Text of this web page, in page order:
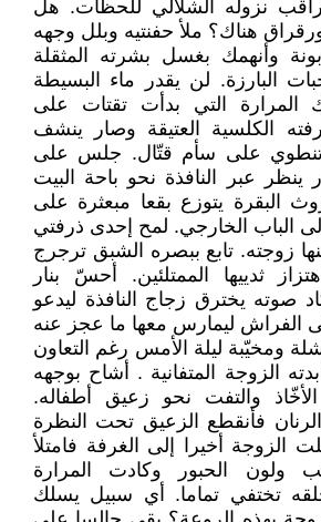
نزوله الشلالي للحظات. هل
هناك؟ ملأ حفنتيه وبلل وجهه
وأنهمك بغسل بشرته المثقلة
البارزة. لن يقدر ماء البسيطة
المرارة التي بدأت تقتات على
الكلسية العتيقة وصار ينشف
تنطوي على سأم قتّال. جلس على
ينظر عبر النافذة نحو باحة البيت
البقرة يتوزع بقعا مبعثرة على
الباب الخارجي. لمح إحدى ذرفتي
زوجته. تابع ببصره الشبق ترجرج
ثدييها الممتلئين. أحسّ بنار
صوته يخترق زجاج النافذة ليدعو
إلى الفراش ليمارس معها ما عجز عنه
ومخيّبة ليلة الأمس رغم التعاون
الزوجة المتفانية . أشاح بوجهه
والتفت نحو زعيق أطفاله.
فأنقطع الزعيق تحت النظرة
الزوجة أخيرا إلى الغرفة فامتلأ
ولون الحبور وكادت المرارة
تختفي تماما. أي سبيل يسلك